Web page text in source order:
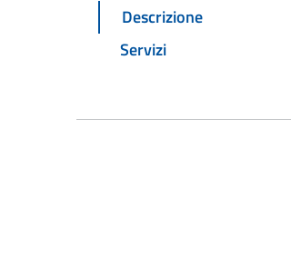
Descrizione
Servizi